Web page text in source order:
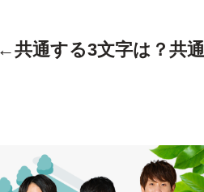
共通する3文字は？共通